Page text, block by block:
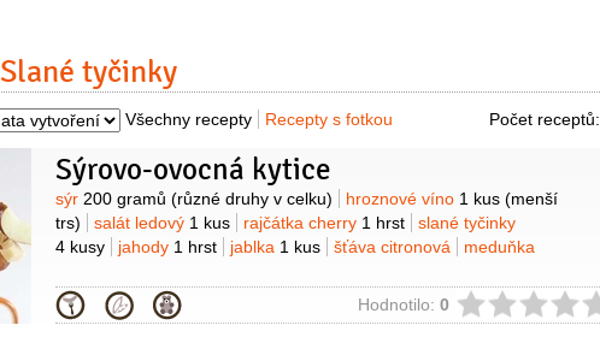
Slané tyčinky
Všechny recepty Recepty s fotkou Počet receptů:
Sýrovo-ovocná kytice
Suroviny
sýr 200 gramů (různé druhy v celku) hroznové víno 1 kus (menší
trs)
salát ledový 1 kus rajčátka cherry 1 hrst
slané tyčinky
4 kusy
jahody 1 hrst jablka 1 kus šťáva citronová meduňka
Kategorie Hodnotilo: 0